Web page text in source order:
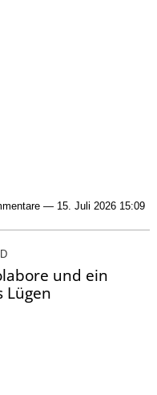
— 15. Juli 2026 15:09
und ein
Lügen